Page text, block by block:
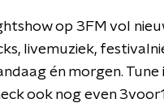
op 3FM vol
livemuziek,
én morgen. Tune
ook nog even